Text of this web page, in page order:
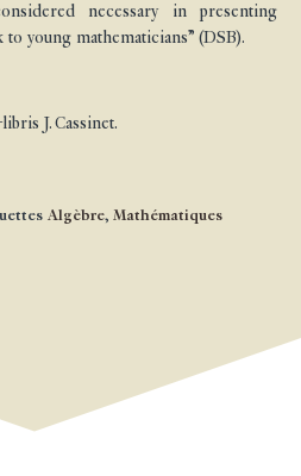
necessary in presenting
young mathematicians” (DSB).
J. Cassinet.
Algèbre, Mathématiques